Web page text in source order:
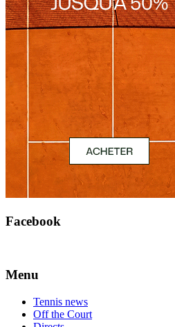
Facebook
Menu
Tennis news
Off the Court